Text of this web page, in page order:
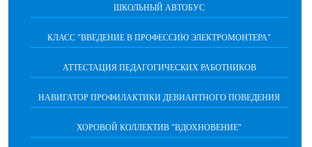
ШКОЛЬНЫЙ АВТОБУС
КЛАСС "ВВЕДЕНИЕ В ПРОФЕССИЮ ЭЛЕКТРОМОНТЕРА"
АТТЕСТАЦИЯ ПЕДАГОГИЧЕСКИХ РАБОТНИКОВ
НАВИГАТОР ПРОФИЛАКТИКИ ДЕВИАНТНОГО ПОВЕДЕНИЯ
ХОРОВОЙ КОЛЛЕКТИВ "ВДОХНОВЕНИЕ"